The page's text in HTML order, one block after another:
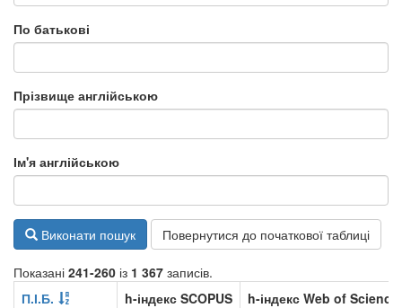
По батькові
Прізвище англійською
Ім'я англійською
Виконати пошук Повернутися до початкової таблиці
Показані 241-260 із 1 367 записів.
П.І.Б.
h-індекс SCOPUS
h-індекс Web of Science